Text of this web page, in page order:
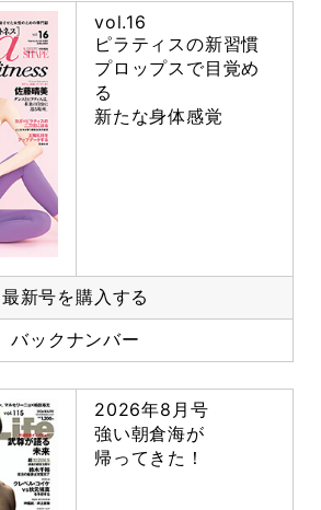
vol.16
ピラティスの新習慣
プロップスで目覚め
る
新たな身体感覚
最新号を購入する
バックナンバー
2026年8月号
強い朝倉海が
帰ってきた！